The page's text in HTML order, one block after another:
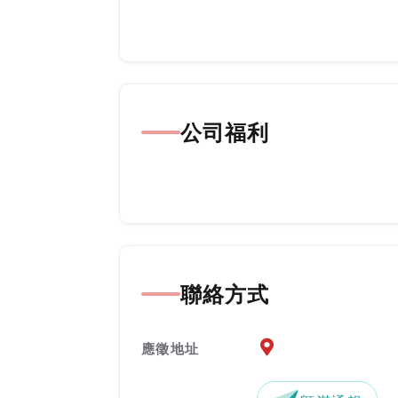
公司福利
聯絡方式
應徵地址 應徵地址地圖『另開新